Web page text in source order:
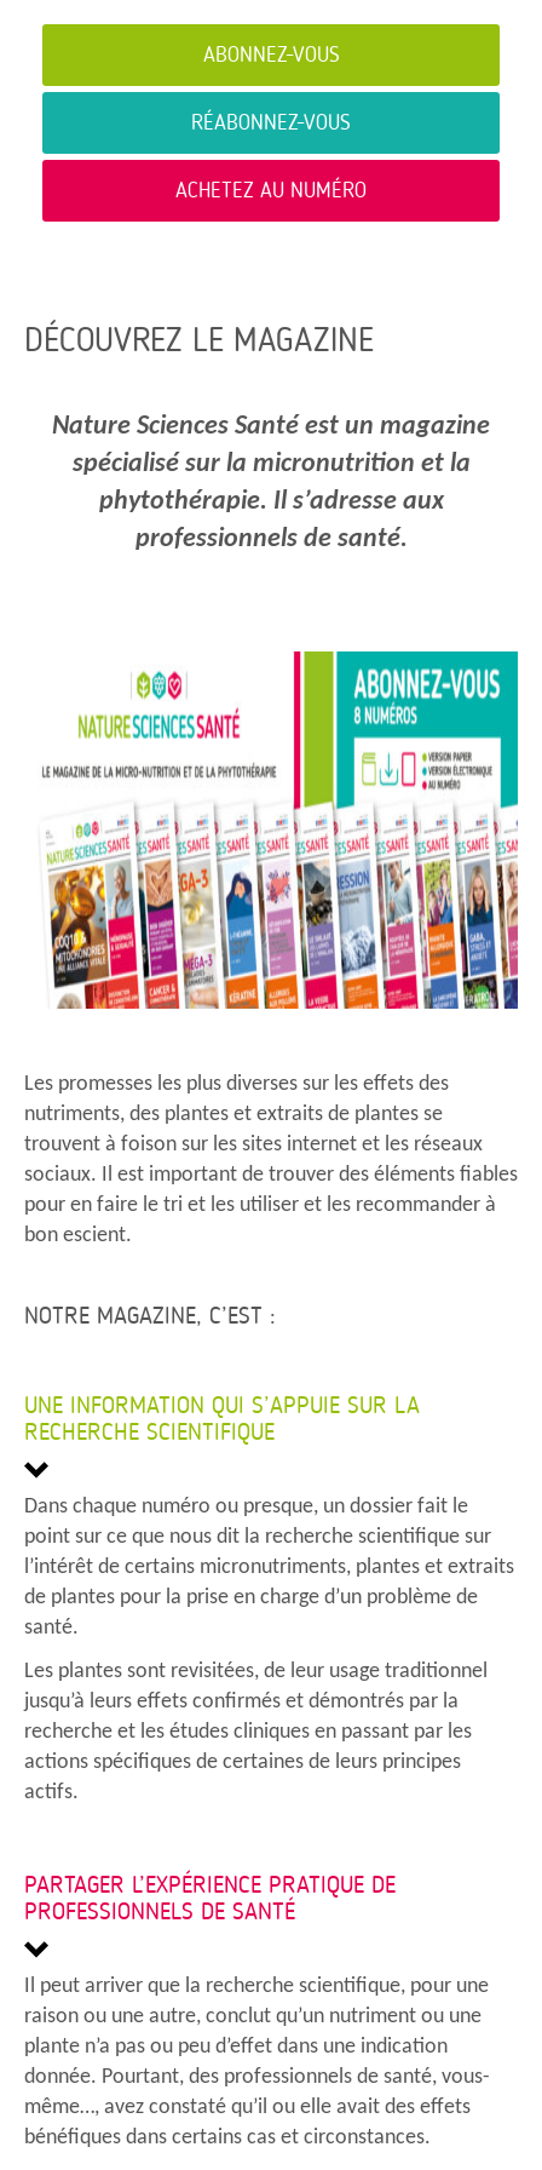
ABONNEZ-VOUS
RÉABONNEZ-VOUS
ACHETEZ AU NUMÉRO
DÉCOUVREZ LE MAGAZINE
Nature Sciences Santé est un magazine
spécialisé sur la micronutrition et la
phytothérapie. Il s’adresse aux
professionnels de santé.
Les promesses les plus diverses sur les effets des
nutriments, des plantes et extraits de plantes se
trouvent à foison sur les sites internet et les réseaux
sociaux. Il est important de trouver des éléments fiables
pour en faire le tri et les utiliser et les recommander à
bon escient.
NOTRE MAGAZINE, C’EST :
UNE INFORMATION QUI S’APPUIE SUR LA
RECHERCHE SCIENTIFIQUE
Dans chaque numéro ou presque, un dossier fait le
point sur ce que nous dit la recherche scientifique sur
l’intérêt de certains micronutriments, plantes et extraits
de plantes pour la prise en charge d’un problème de
santé.
Les plantes sont revisitées, de leur usage traditionnel
jusqu’à leurs effets confirmés et démontrés par la
recherche et les études cliniques en passant par les
actions spécifiques de certaines de leurs principes
actifs.
PARTAGER L’EXPÉRIENCE PRATIQUE DE
PROFESSIONNELS DE SANTÉ
Il peut arriver que la recherche scientifique, pour une
raison ou une autre, conclut qu’un nutriment ou une
plante n’a pas ou peu d’effet dans une indication
donnée. Pourtant, des professionnels de santé, vous-
même…, avez constaté qu’il ou elle avait des effets
bénéfiques dans certains cas et circonstances.